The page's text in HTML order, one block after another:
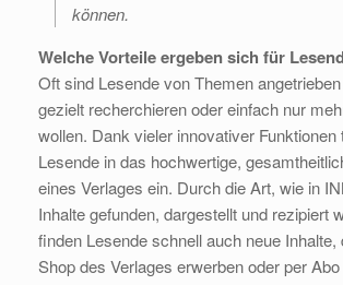
können.
Welche Vorteile ergeben sich für
Oft sind Lesende von Themen
gezielt recherchieren oder einfach nur
wollen. Dank vieler innovativer Funktionen
Lesende in das hochwertige,
eines Verlages ein. Durch die Art, wie in
Inhalte gefunden, dargestellt und rezipiert
finden Lesende schnell auch neue Inhalte,
Shop des Verlages erwerben oder per